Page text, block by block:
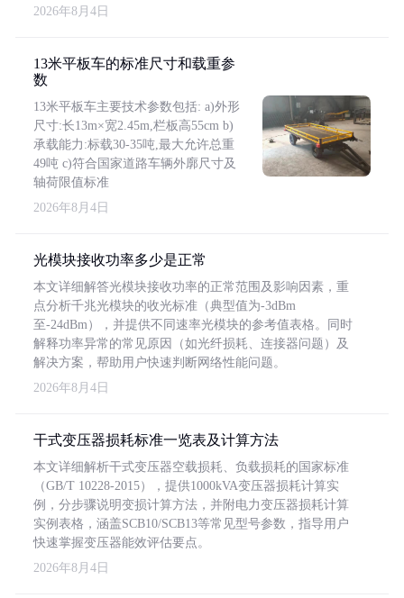
2026年8月4日
13米平板车的标准尺寸和载重参
数
13米平板车主要技术参数包括: a)外形
尺寸:长13m×宽2.45m,栏板高55cm b)
承载能力:标载30-35吨,最大允许总重
49吨 c)符合国家道路车辆外廓尺寸及
轴荷限值标准
2026年8月4日
光模块接收功率多少是正常
本文详细解答光模块接收功率的正常范围及影响因素，重
点分析千兆光模块的收光标准（典型值为-3dBm
至-24dBm），并提供不同速率光模块的参考值表格。同时
解释功率异常的常见原因（如光纤损耗、连接器问题）及
解决方案，帮助用户快速判断网络性能问题。
2026年8月4日
干式变压器损耗标准一览表及计算方法
本文详细解析干式变压器空载损耗、负载损耗的国家标准
（GB/T 10228-2015），提供1000kVA变压器损耗计算实
例，分步骤说明变损计算方法，并附电力变压器损耗计算
实例表格，涵盖SCB10/SCB13等常见型号参数，指导用户
快速掌握变压器能效评估要点。
2026年8月4日